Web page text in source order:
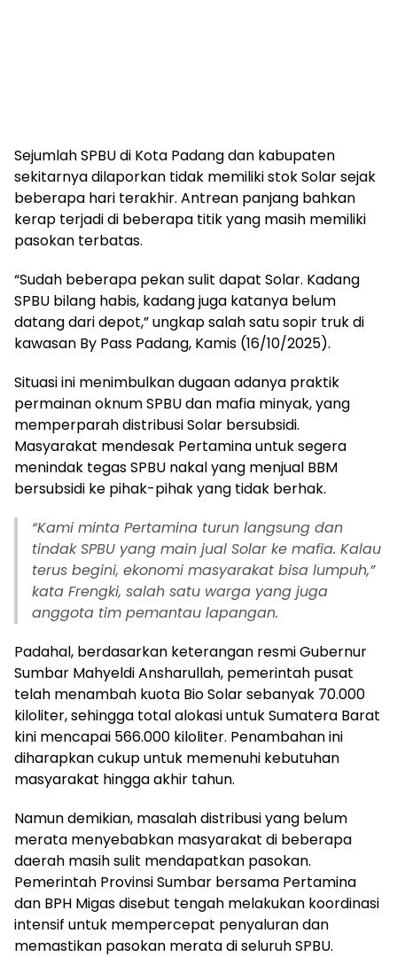
Sejumlah SPBU di Kota Padang dan kabupaten
sekitarnya dilaporkan tidak memiliki stok Solar sejak
beberapa hari terakhir. Antrean panjang bahkan
kerap terjadi di beberapa titik yang masih memiliki
pasokan terbatas.
“Sudah beberapa pekan sulit dapat Solar. Kadang
SPBU bilang habis, kadang juga katanya belum
datang dari depot,” ungkap salah satu sopir truk di
kawasan By Pass Padang, Kamis (16/10/2025).
Situasi ini menimbulkan dugaan adanya praktik
permainan oknum SPBU dan mafia minyak, yang
memperparah distribusi Solar bersubsidi.
Masyarakat mendesak Pertamina untuk segera
menindak tegas SPBU nakal yang menjual BBM
bersubsidi ke pihak-pihak yang tidak berhak.
“Kami minta Pertamina turun langsung dan
tindak SPBU yang main jual Solar ke mafia. Kalau
terus begini, ekonomi masyarakat bisa lumpuh,”
kata Frengki, salah satu warga yang juga
anggota tim pemantau lapangan.
Padahal, berdasarkan keterangan resmi Gubernur
Sumbar Mahyeldi Ansharullah, pemerintah pusat
telah menambah kuota Bio Solar sebanyak 70.000
kiloliter, sehingga total alokasi untuk Sumatera Barat
kini mencapai 566.000 kiloliter. Penambahan ini
diharapkan cukup untuk memenuhi kebutuhan
masyarakat hingga akhir tahun.
Namun demikian, masalah distribusi yang belum
merata menyebabkan masyarakat di beberapa
daerah masih sulit mendapatkan pasokan.
Pemerintah Provinsi Sumbar bersama Pertamina
dan BPH Migas disebut tengah melakukan koordinasi
intensif untuk mempercepat penyaluran dan
memastikan pasokan merata di seluruh SPBU.